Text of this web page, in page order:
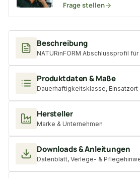
Beschreibung
NATURinFORM Abschlussprofil
Produktdaten & Maße
Dauerhaftigkeitsklasse, Einsatzort
Hersteller
Marke & Unternehmen
Downloads & Anleitungen
Datenblatt, Verlege- &
Frage stellen